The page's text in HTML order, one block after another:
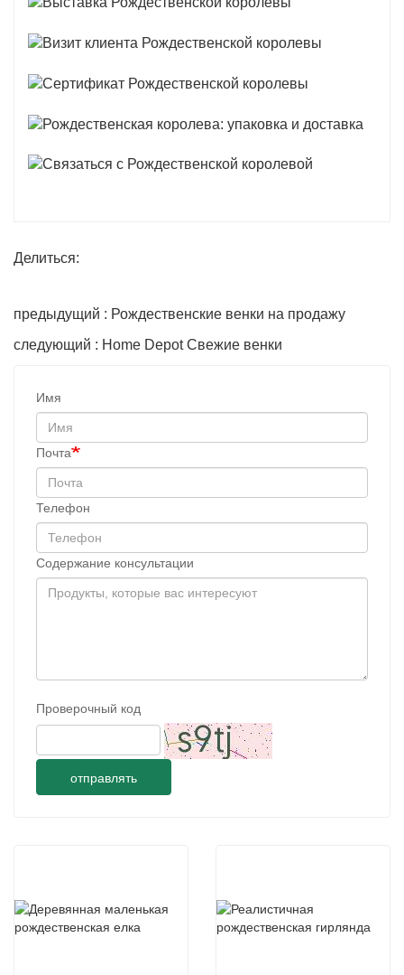
Делиться:
предыдущий : Рождественские венки на продажу
следующий : Home Depot Свежие венки
Имя
Почта
Телефон
Содержание консультации
Проверочный код
отправлять